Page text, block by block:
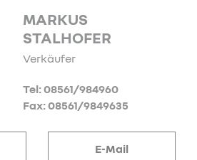
MARKUS
STALHOFER
Verkäufer
Tel: 08561/984960
Fax: 08561/9849635
E-Mail